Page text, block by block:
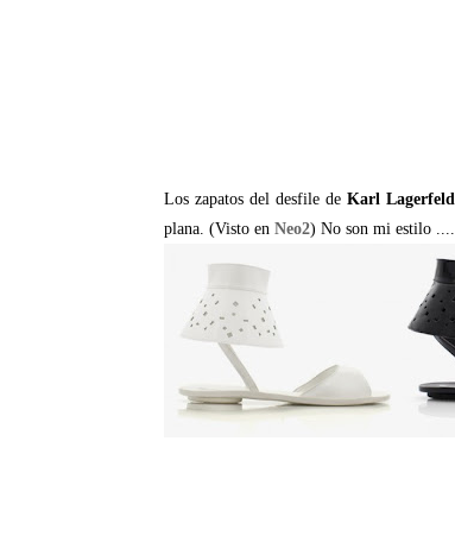
Los zapatos del desfile de Karl Lagerfeld
plana. (Visto en Neo2) No son mi estilo .....